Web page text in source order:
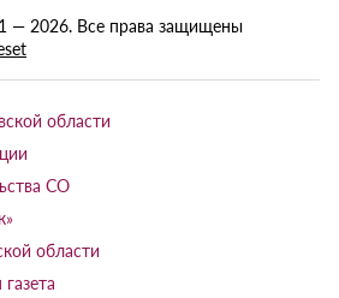
— 2026. Все права защищены
области
СО
области